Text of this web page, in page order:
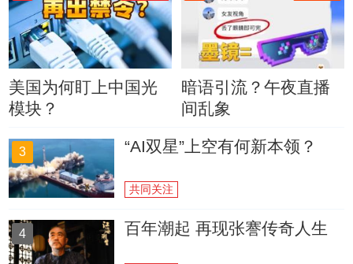
美国为何盯上中国光
模块？
暗语引流？午夜直播
间乱象
3 “AI双星”上空有何新本领？
共同关注
4 百年潮起 再现张謇传奇人生